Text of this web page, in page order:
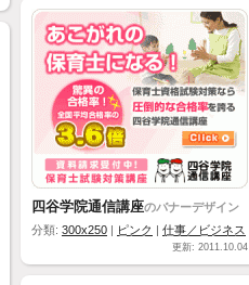
四谷学院通信講座のバナーデザイン
分類: 300x250 | ピンク | 仕事／ビジネス
更新: 2011.10.04